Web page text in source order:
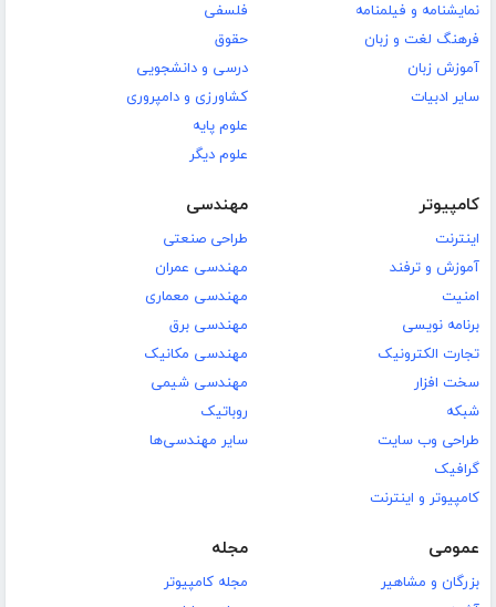
نمایشنامه و فیلمنامه
فرهنگ لغت و زبان
آموزش زبان
سایر ادبیات
فلسفی
حقوق
درسی و دانشجویی
کشاورزی و دامپروری
علوم پایه
علوم دیگر
کامپیوتر
اینترنت
آموزش و ترفند
امنیت
برنامه نویسی
تجارت الکترونیک
سخت افزار
شبکه
طراحی وب سایت
گرافیک
کامپیوتر و اینترنت
مهندسی
طراحی صنعتی
مهندسی عمران
مهندسی معماری
مهندسی برق
مهندسی مکانیک
مهندسی شیمی
روباتیک
سایر مهندسی‌ها
عمومی
بزرگان و مشاهیر
مجله
مجله کامپیوتر